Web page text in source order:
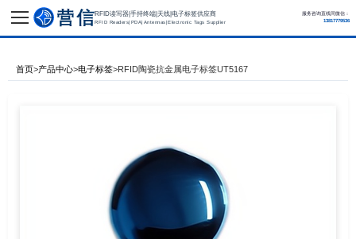
RFID读写器|手持终端|天线|电子标签供应商
RFID Readers|PDA|Antennas|Electronic Tags Supplier
服务咨询直线同微信：
13817779536
首页>产品中心>电子标签>RFID陶瓷抗金属电子标签UT5167